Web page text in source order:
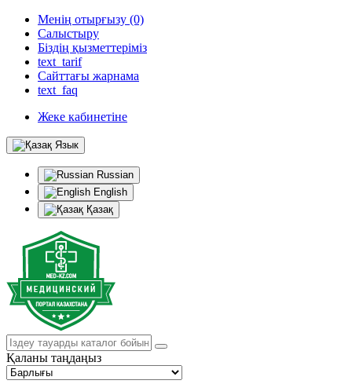
Менің отырғызу (0)
Салыстыру
Біздің қызметтеріміз
text_tarif
Сайттағы жарнама
text_faq
Жеке кабинетіне
Язык
Russian
English
Қазақ
Қаланы таңдаңыз